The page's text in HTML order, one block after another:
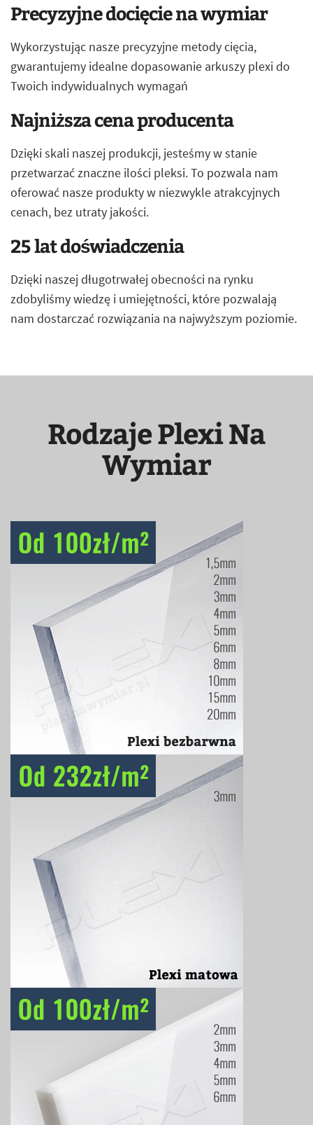
Precyzyjne docięcie na wymiar
Wykorzystując nasze precyzyjne metody cięcia,
gwarantujemy idealne dopasowanie arkuszy plexi do
Twoich indywidualnych wymagań
Najniższa cena producenta
Dzięki skali naszej produkcji, jesteśmy w stanie
przetwarzać znaczne ilości pleksi. To pozwala nam
oferować nasze produkty w niezwykle atrakcyjnych
cenach, bez utraty jakości.
25 lat doświadczenia
Dzięki naszej długotrwałej obecności na rynku
zdobyliśmy wiedzę i umiejętności, które pozwalają
nam dostarczać rozwiązania na najwyższym poziomie.
Rodzaje Plexi Na
Wymiar